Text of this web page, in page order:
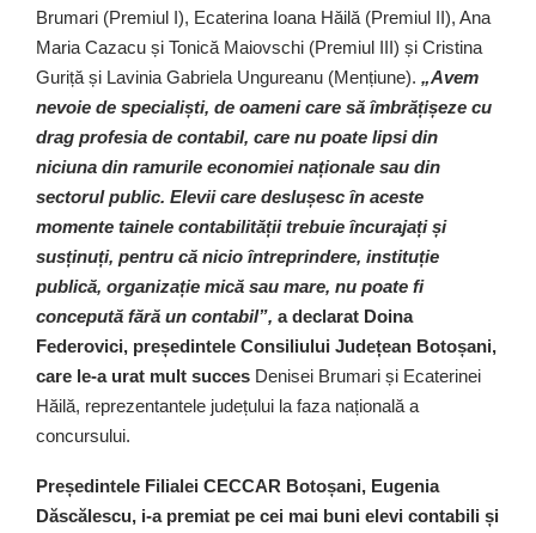
Brumari (Premiul I), Ecaterina Ioana Hăilă (Premiul II), Ana
Maria Cazacu și Tonică Maiovschi (Premiul III) și Cristina
Guriță și Lavinia Gabriela Ungureanu (Mențiune). „Avem
nevoie de specialiști, de oameni care să îmbrățișeze cu
drag profesia de contabil, care nu poate lipsi din
niciuna din ramurile economiei naționale sau din
sectorul public. Elevii care deslușesc în aceste
momente tainele contabilității trebuie încurajați și
susținuți, pentru că nicio întreprindere, instituție
publică, organizație mică sau mare, nu poate fi
concepută fără un contabil”, a declarat Doina
Federovici, președintele Consiliului Județean Botoșani,
care le-a urat mult succes Denisei Brumari și Ecaterinei
Hăilă, reprezentantele județului la faza națională a
concursului.
Președintele Filialei CECCAR Botoșani, Eugenia
Dăscălescu, i-a premiat pe cei mai buni elevi contabili și